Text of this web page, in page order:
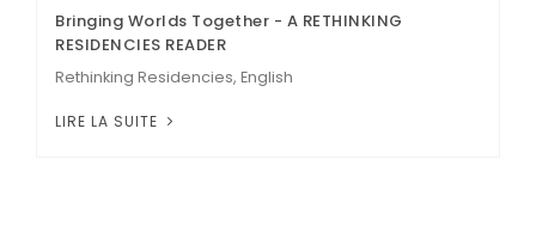
Bringing Worlds Together - A RETHINKING
RESIDENCIES READER
Rethinking Residencies, English
LIRE LA SUITE